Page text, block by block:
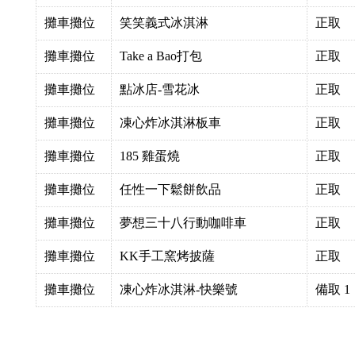
攤車攤位 笑笑義式冰淇淋 正取
攤車攤位 Take a Bao打包 正取
攤車攤位 點冰店-雪花冰 正取
攤車攤位 凍心炸冰淇淋板車 正取
攤車攤位 185 雞蛋燒 正取
攤車攤位 任性一下鬆餅飲品 正取
攤車攤位 夢想三十八行動咖啡車 正取
攤車攤位 KK手工窯烤披薩 正取
攤車攤位 凍心炸冰淇淋-快樂號 備取 1